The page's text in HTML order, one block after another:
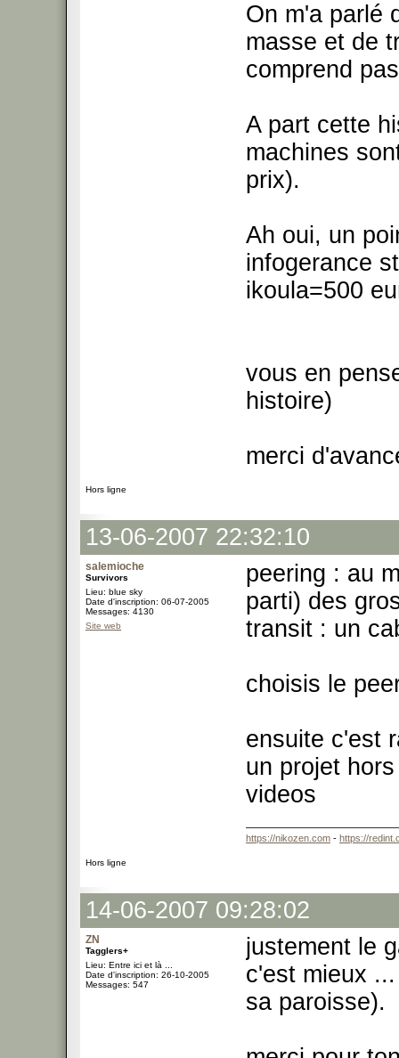
On m'a parlé
masse et de
comprend
A part cette
machines
prix).
Ah oui, un
infogerance
ikoula=500
vous en
histoire)
merci
Hors ligne
13-06-2007 22:32:10
salemioche
Survivors
Lieu: blue sky
Date d'inscription: 06-07-2005
Messages: 4130
Site web
peering : au
parti) des
transit : un
choisis le
ensuite c'est
un projet
videos
https://nikozen.com - https://
Hors ligne
14-06-2007 09:28:02
ZN
Tagglers+
Lieu: Entre ici et là ...
Date d'inscription: 26-10-2005
Messages: 547
justement le
c'est mieux
sa paroisse).